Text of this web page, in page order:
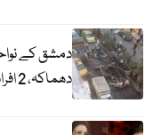
دمشق کے
دھماکہ، 2 افراد جاں بحق، متعدد زخمی